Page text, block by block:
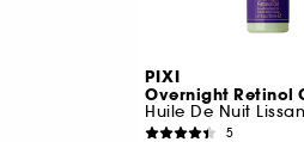
PIXI
Overnight Retinol
Huile De Nuit
5